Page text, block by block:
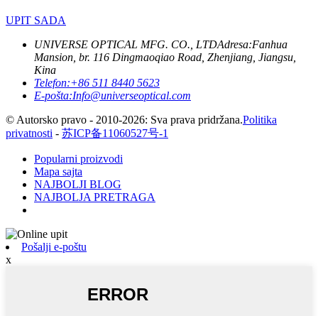
UPIT SADA
UNIVERSE OPTICAL MFG. CO., LTDAdresa:Fanhua
Mansion, br. 116 Dingmaoqiao Road, Zhenjiang, Jiangsu,
Kina
Telefon:+86 511 8440 5623
E-pošta:Info@universeoptical.com
© Autorsko pravo - 2010-2026: Sva prava pridržana.Politika
privatnosti - 苏ICP备11060527号-1
Popularni proizvodi
Mapa sajta
NAJBOLJI BLOG
NAJBOLJA PRETRAGA
Pošalji e-poštu
x